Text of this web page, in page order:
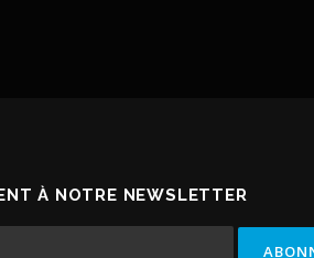
À NOTRE NEWSLETTER